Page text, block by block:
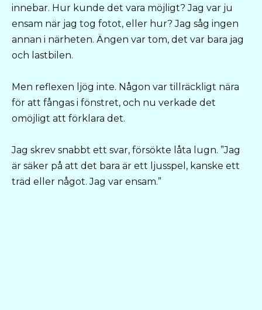
innebar. Hur kunde det vara möjligt? Jag var ju
ensam när jag tog fotot, eller hur? Jag såg ingen
annan i närheten. Ängen var tom, det var bara jag
och lastbilen.
Men reflexen ljög inte. Någon var tillräckligt nära
för att fångas i fönstret, och nu verkade det
omöjligt att förklara det.
Jag skrev snabbt ett svar, försökte låta lugn. ”Jag
är säker på att det bara är ett ljusspel, kanske ett
träd eller något. Jag var ensam.”